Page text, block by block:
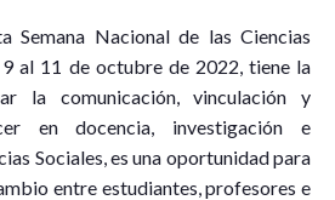
Semana Nacional de las Ciencias
9 al 11 de octubre de 2022, tiene la
la comunicación, vinculación y
en docencia, investigación e
Sociales, es una oportunidad para
entre estudiantes, profesores e